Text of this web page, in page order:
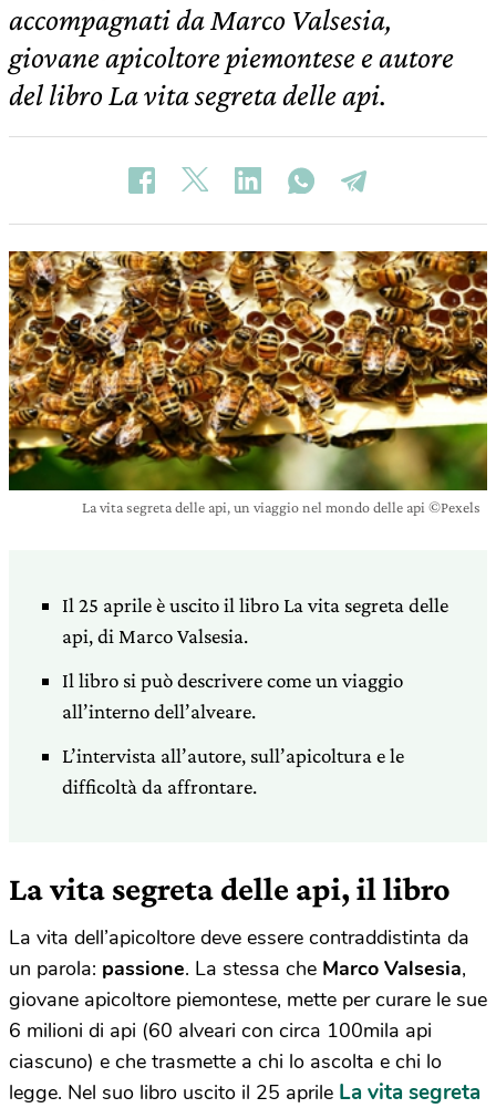
accompagnati da Marco Valsesia,
giovane apicoltore piemontese e autore
del libro La vita segreta delle api.
La vita segreta delle api, un viaggio nel mondo delle api ©Pexels
Il 25 aprile è uscito il libro La vita segreta delle
api, di Marco Valsesia.
Il libro si può descrivere come un viaggio
all’interno dell’alveare.
L’intervista all’autore, sull’apicoltura e le
difficoltà da affrontare.
La vita segreta delle api, il libro
La vita dell’apicoltore deve essere contraddistinta da
un parola: passione. La stessa che Marco Valsesia,
giovane apicoltore piemontese, mette per curare le sue
6 milioni di api (60 alveari con circa 100mila api
ciascuno) e che trasmette a chi lo ascolta e chi lo
legge. Nel suo libro uscito il 25 aprile La vita segreta